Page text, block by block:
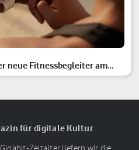
neue Fitnessbegleiter am
für digitale Kultur